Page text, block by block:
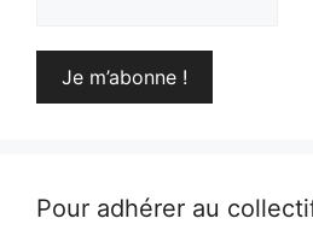
Pour adhérer au